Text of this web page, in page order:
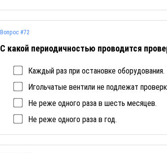
Вопрос #72
С какой периодичностью проводится
Каждый раз при остановке оборудования.
Игольчатые вентили не подлежат
Не реже одного раза в шесть месяцев.
Не реже одного раза в год.